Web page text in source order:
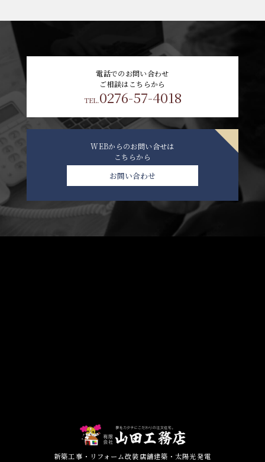
電話でのお問い合わせ
ご相談はこちらから
TEL.0276-57-4018
WEBからのお問い合せは
こちらから
お問い合わせ
新築工事・リフォーム改装店舗建築・太陽光発電